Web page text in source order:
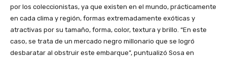
por los coleccionistas, ya que existen en el mundo, prácticamente
en cada clima y región, formas extremadamente exóticas y
atractivas por su tamaño, forma, color, textura y brillo. “En este
caso, se trata de un mercado negro millonario que se logró
desbaratar al obstruir este embarque”, puntualizó Sosa en